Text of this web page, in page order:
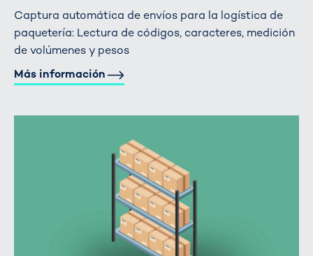
Captura automática de envíos para la logística de
paquetería: Lectura de códigos, caracteres, medición
de volúmenes y pesos
Más información